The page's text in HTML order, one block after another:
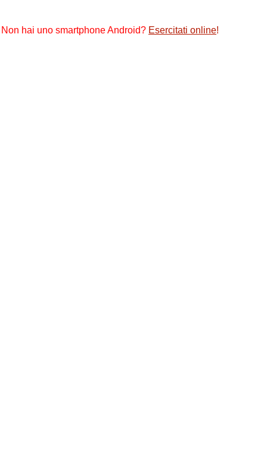
Non hai uno smartphone Android? Esercitati online!